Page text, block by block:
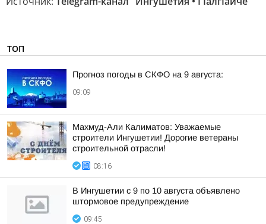
ТОП
Прогноз погоды в СКФО на 9 августа:
09:09
Махмуд-Али Калиматов: Уважаемые
строители Ингушетии! Дорогие ветераны
строительной отрасли!
08:16
В Ингушетии с 9 по 10 августа объявлено
штормовое предупреждение
09:45